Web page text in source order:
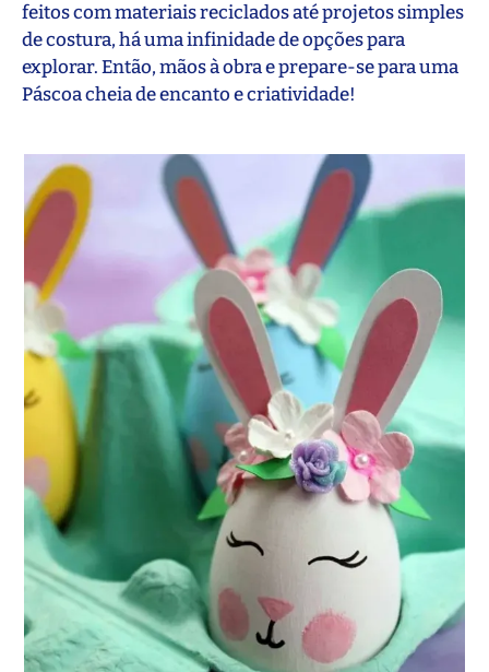
feitos com materiais reciclados até projetos simples
de costura, há uma infinidade de opções para
explorar. Então, mãos à obra e prepare-se para uma
Páscoa cheia de encanto e criatividade!